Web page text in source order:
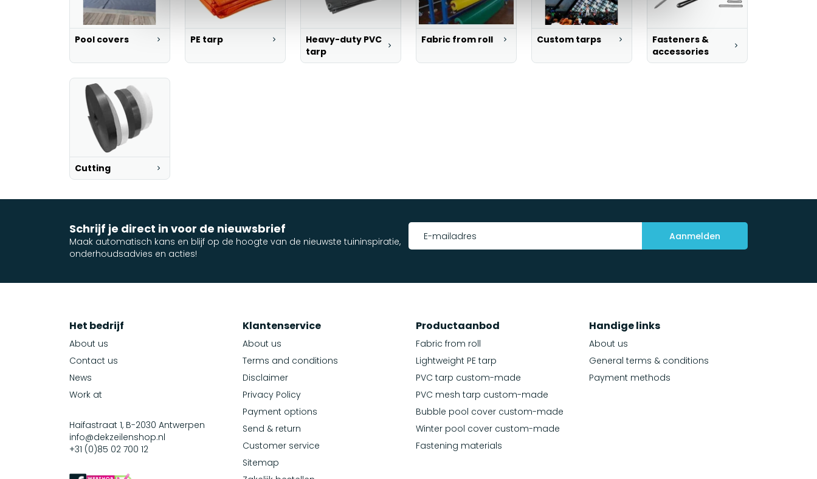
Pool covers PE tarp
Heavy-duty PVC
tarp
Fabric from roll Custom tarps
Fasteners &
accessories
Cutting
Schrijf je direct in voor de nieuwsbrief
Maak automatisch kans en blijf op de hoogte van de nieuwste tuininspiratie,
onderhoudsadvies en acties!
Aanmelden
Het bedrijf
About us
Contact us
News
Work at
Haifastraat 1, B-2030 Antwerpen
info@dekzeilenshop.nl
+31 (0)85 02 700 12
Klantenservice
About us
Terms and conditions
Disclaimer
Privacy Policy
Payment options
Send & return
Customer service
Sitemap
Productaanbod
Fabric from roll
Lightweight PE tarp
PVC tarp custom-made
PVC mesh tarp custom-made
Bubble pool cover custom-made
Winter pool cover custom-made
Fastening materials
Handige links
About us
General terms & conditions
Payment methods